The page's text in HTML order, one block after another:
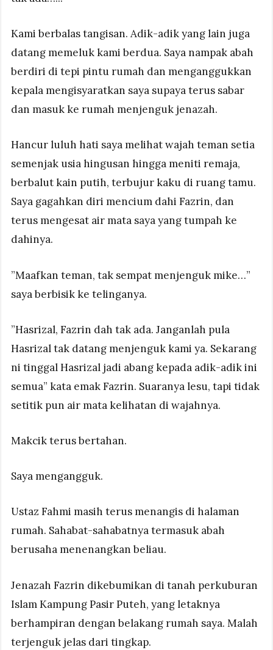
Kami berbalas tangisan. Adik-adik yang lain juga
datang memeluk kami berdua. Saya nampak abah
berdiri di tepi pintu rumah dan menganggukkan
kepala mengisyaratkan saya supaya terus sabar
dan masuk ke rumah menjenguk jenazah.
Hancur luluh hati saya melihat wajah teman setia
semenjak usia hingusan hingga meniti remaja,
berbalut kain putih, terbujur kaku di ruang tamu.
Saya gagahkan diri mencium dahi Fazrin, dan
terus mengesat air mata saya yang tumpah ke
dahinya.
”Maafkan teman, tak sempat menjenguk mike…”
saya berbisik ke telinganya.
”Hasrizal, Fazrin dah tak ada. Janganlah pula
Hasrizal tak datang menjenguk kami ya. Sekarang
ni tinggal Hasrizal jadi abang kepada adik-adik ini
semua” kata emak Fazrin. Suaranya lesu, tapi tidak
setitik pun air mata kelihatan di wajahnya.
Makcik terus bertahan.
Saya mengangguk.
Ustaz Fahmi masih terus menangis di halaman
rumah. Sahabat-sahabatnya termasuk abah
berusaha menenangkan beliau.
Jenazah Fazrin dikebumikan di tanah perkuburan
Islam Kampung Pasir Puteh, yang letaknya
berhampiran dengan belakang rumah saya. Malah
terjenguk jelas dari tingkap.